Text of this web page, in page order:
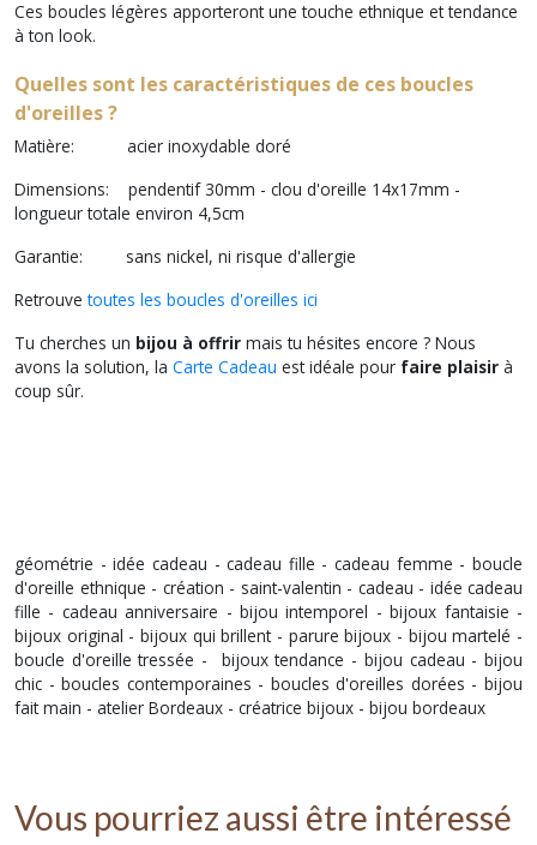
Ces boucles légères apporteront une touche ethnique et tendance
à ton look.
Quelles sont les caractéristiques de ces boucles
d'oreilles?
Matière: acier inoxydable doré
Dimensions: pendentif 30mm - clou d'oreille 14x17mm -
longueur totale environ 4,5cm
Garantie: sans nickel, ni risque d'allergie
Retrouvetoutes les boucles d'oreilles ici
Tu cherches un bijou à offrir mais tu hésites encore ? Nous
avons la solution, la Carte Cadeau est idéale pour faire plaisir à
coup sûr.
géométrie - idée cadeau - cadeau fille - cadeau femme - boucle
d'oreille ethnique - création - saint-valentin - cadeau - idée cadeau
fille - cadeau anniversaire - bijou intemporel - bijoux fantaisie -
bijoux original - bijoux qui brillent - parure bijoux - bijou martelé -
boucle d'oreille tressée - bijoux tendance - bijou cadeau - bijou
chic - boucles contemporaines - boucles d'oreilles dorées - bijou
fait main - atelier Bordeaux - créatrice bijoux - bijou bordeaux
Vous pourriez aussi être intéressé